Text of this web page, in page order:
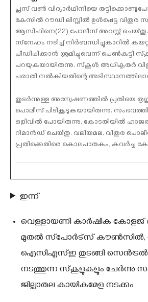
പ്ലസ് വണ്‍ വിദ്യാര്‍ഥിനിയെ
കേസില്‍ റൗഡി ലിസ്റ്റില്‍ ഉള്‍പ്പെട്ട വിതുര
ആസിഫിനെ(22) പോലീസ് അറസ്റ്റ്
സ്‌നേഹം നടിച്ച് നിര്‍ബന്ധിച്ചുകാറില്‍
പീഡിപ്പിക്കാന്‍ ശ്രമിച്ചുവെന്ന് പെണ്‍കുട്ടി
പറയുകയായിരുന്നു. സ്‌കൂള്‍ അധികൃതര്‍
പരാതി നല്‍കിയതിന്റെ
തുടര്‍ന്നുള്ള അന്വേഷണത്തില്‍ പ്രതിയെ
പൊലീസ് പിടികൂടുകയായിരുന്നു.
ഒളിവില്‍ പോയിരുന്നു. കോടതിയില്‍
റിമാന്‍ഡ് ചെയ്തു. വലിയമല, വിതുര
പ്രതിക്കെതിരെ കൊലപാതകം, കവര്‍ച്ച
ഇന്ന്
വെള്ളായണി കാര്‍ഷിക കോളജ്
മുതല്‍ സ്‌പോര്‍ട്‌സ് കൗണ്‍സില്‍,
ഐസിഎസ്ഇ തുടങ്ങി
നടത്തുന്ന സ്‌കൂളുകളും ചേര്‍ന്നു
ജില്ലാതല കായികമേള നടക്കും